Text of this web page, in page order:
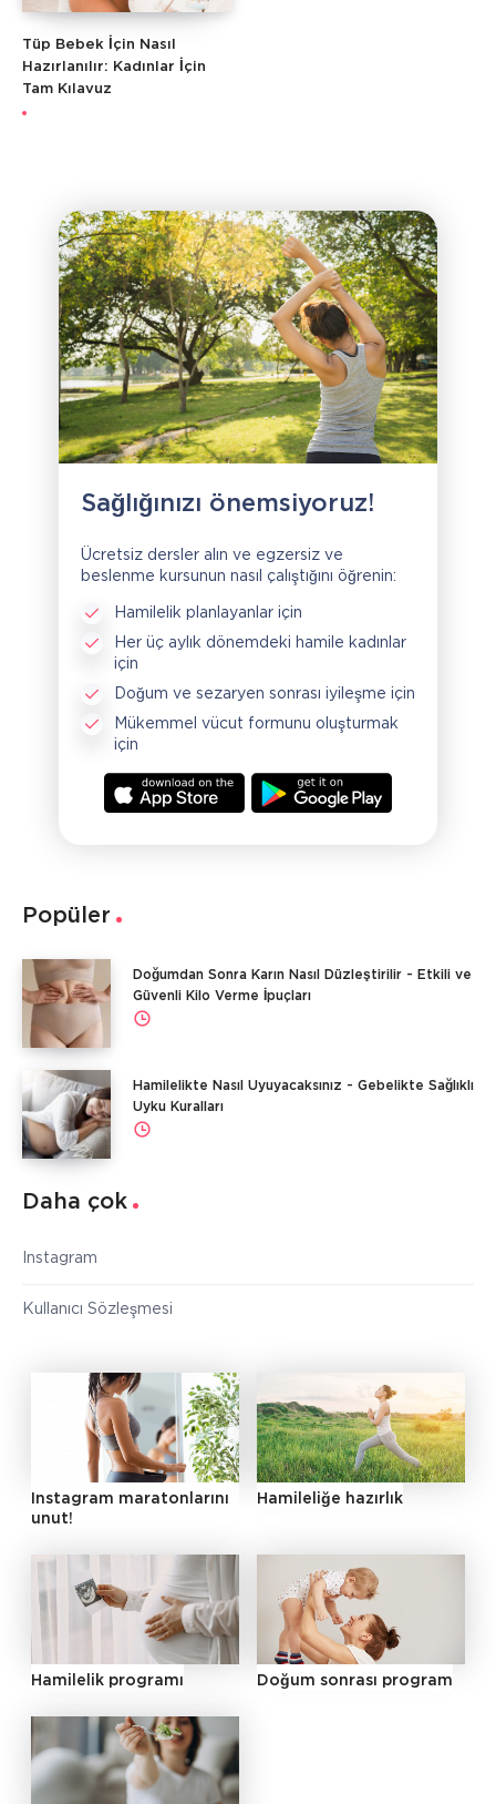
Tüp Bebek İçin Nasıl
Hazırlanılır: Kadınlar İçin
Tam Kılavuz
Sağlığınızı önemsiyoruz!
Ücretsiz dersler alın ve egzersiz ve
beslenme kursunun nasıl çalıştığını öğrenin:
Hamilelik planlayanlar için
Her üç aylık dönemdeki hamile kadınlar
için
Doğum ve sezaryen sonrası iyileşme için
Mükemmel vücut formunu oluşturmak
için
Popüler
Doğumdan Sonra Karın Nasıl Düzleştirilir - Etkili ve
Güvenli Kilo Verme İpuçları
Hamilelikte Nasıl Uyuyacaksınız - Gebelikte Sağlıklı
Uyku Kuralları
Daha çok
Instagram
Kullanıcı Sözleşmesi
Instagram maratonlarını
unut!
Hamileliğe hazırlık
Hamilelik programı Doğum sonrası program